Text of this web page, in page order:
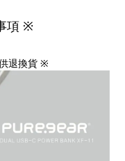
項 ※
退換貨 ※